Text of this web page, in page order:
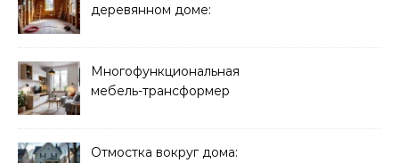
деревянном доме:
Многофункциональная
мебель-трансформер
Отмостка вокруг дома: